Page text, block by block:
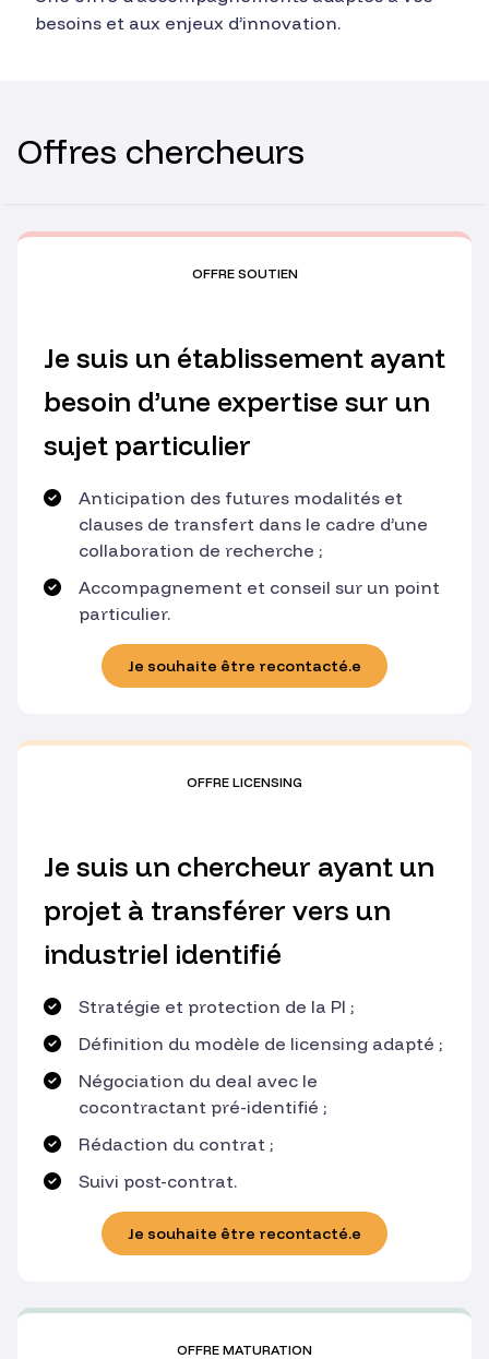
besoins et aux enjeux d’innovation.
Offres chercheurs
OFFRE SOUTIEN
Je suis un établissement ayant
besoin d’une expertise sur un
sujet particulier
Anticipation des futures modalités et
clauses de transfert dans le cadre d’une
collaboration de recherche ;
Accompagnement et conseil sur un point
particulier.
Je souhaite être recontacté.e
OFFRE LICENSING
Je suis un chercheur ayant un
projet à transférer vers un
industriel identifié
Stratégie et protection de la PI ;
Définition du modèle de licensing adapté ;
Négociation du deal avec le
cocontractant pré-identifié ;
Rédaction du contrat ;
Suivi post-contrat.
Je souhaite être recontacté.e
OFFRE MATURATION